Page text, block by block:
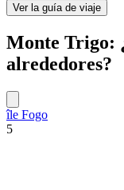
Ver la guía de viaje
Monte Trigo:
alrededores?
île Fogo
5